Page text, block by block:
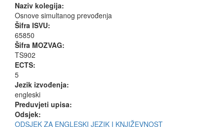
Naziv kolegija:
Osnove simultanog prevođenja
Šifra ISVU:
65850
Šifra MOZVAG:
TS902
ECTS:
5
Jezik izvođenja:
engleski
Preduvjeti upisa:
Odsjek:
ODSJEK ZA ENGLESKI JEZIK I KNJIŽEVNOST